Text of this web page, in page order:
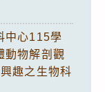
中心115學
動物解剖觀
趣之生物科